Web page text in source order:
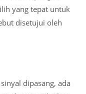
yang tepat untuk
disetujui oleh
dipasang, ada